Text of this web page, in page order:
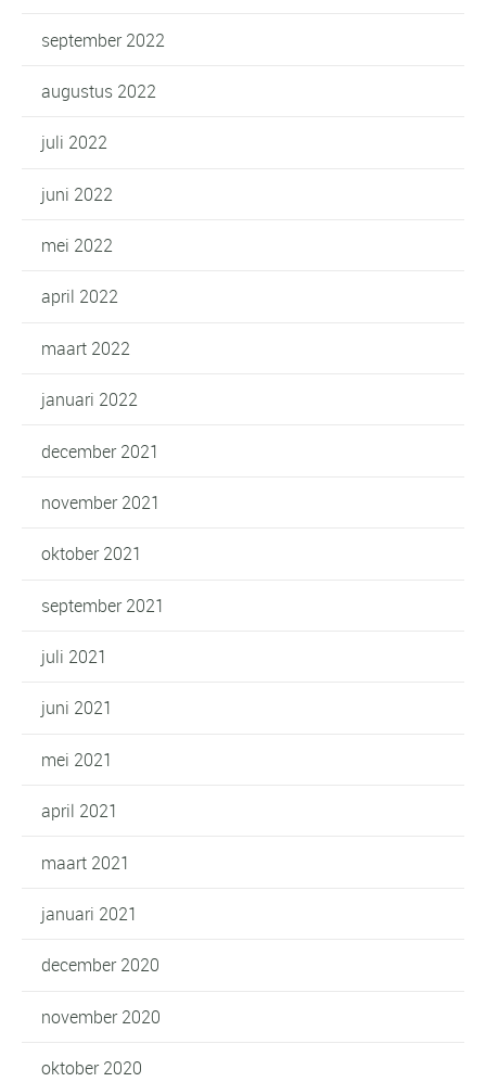
september 2022
augustus 2022
juli 2022
juni 2022
mei 2022
april 2022
maart 2022
januari 2022
december 2021
november 2021
oktober 2021
september 2021
juli 2021
juni 2021
mei 2021
april 2021
maart 2021
januari 2021
december 2020
november 2020
oktober 2020